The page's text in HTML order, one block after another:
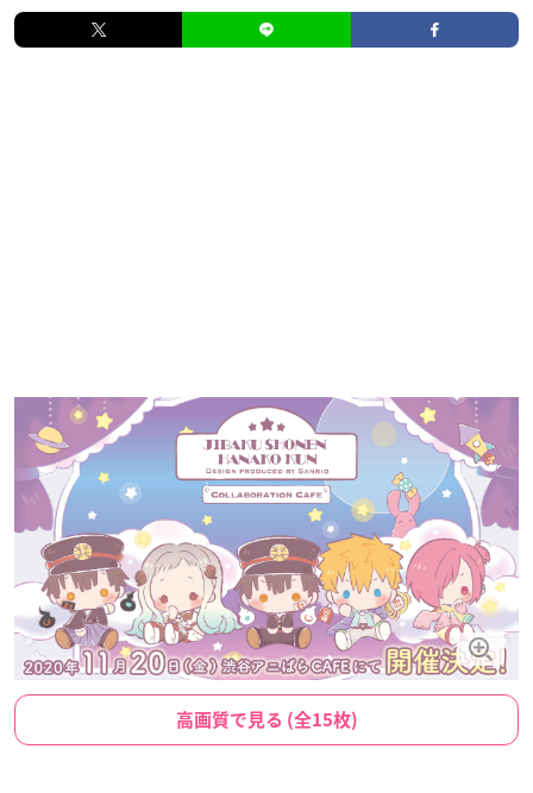
高画質で見る (全15枚)